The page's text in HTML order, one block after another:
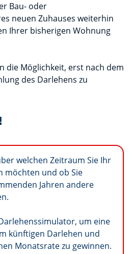
Bau- oder
neuen Zuhauses weiterhin
Ihrer bisherigen Wohnung
die Möglichkeit, erst nach dem
des Darlehens zu
welchen Zeitraum Sie Ihr
möchten und ob Sie
Jahren andere
um eine
künftigen Darlehen und
Monatsrate zu gewinnen.